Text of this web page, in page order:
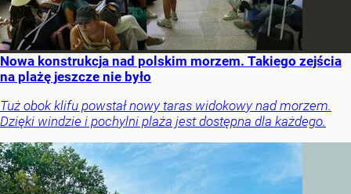
Nowa konstrukcja nad polskim morzem. Takiego zejścia
na plażę jeszcze nie było
Tuż obok klifu powstał nowy taras widokowy nad morzem.
Dzięki windzie i pochylni plaża jest dostępna dla każdego.